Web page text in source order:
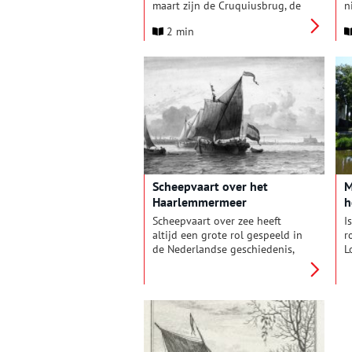
maart zijn de Cruquiusbrug, de
weer open. Daarmee is het
jaar werkzaamheden eindelijk
weer goed bereikbaar — met de
auto, de fiets én de boot.
2 min
Scheepvaart over het
Haarlemmermeer
Scheepvaart over zee heeft
altijd een grote rol gespeeld in
de Nederlandse geschiedenis,
Haarlemmermeer, die
Amsterdam en Haarlem met de
grote steden in Zuid-Holland
verbond. De vaarroutes gingen